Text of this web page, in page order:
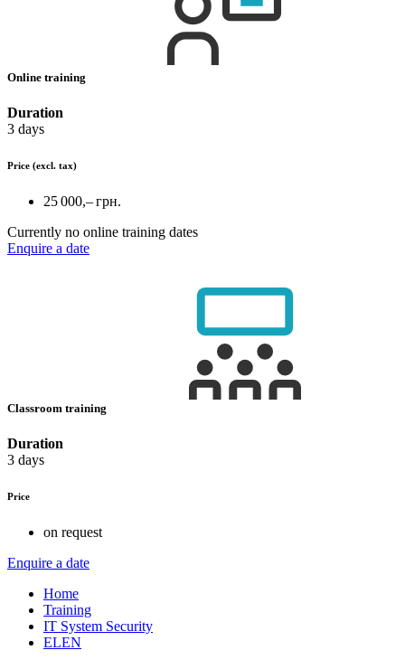
Online training
Duration
3 days
Price (excl. tax)
25 000,– грн.
Currently no online training dates
Enquire a date
Classroom training
Duration
3 days
Price
on request
Enquire a date
Home
Training
IT System Security
ELEN